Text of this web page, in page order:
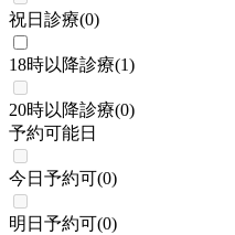
祝日診療(0)
18時以降診療(1)
20時以降診療(0)
予約可能日
今日予約可(0)
明日予約可(0)